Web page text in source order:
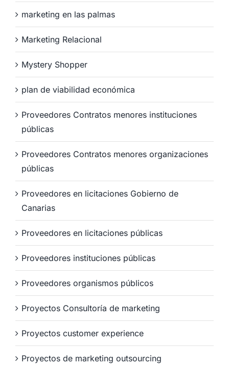
marketing en las palmas
Marketing Relacional
Mystery Shopper
plan de viabilidad económica
Proveedores Contratos menores instituciones
públicas
Proveedores Contratos menores organizaciones
públicas
Proveedores en licitaciones Gobierno de
Canarias
Proveedores en licitaciones públicas
Proveedores instituciones públicas
Proveedores organismos públicos
Proyectos Consultoría de marketing
Proyectos customer experience
Proyectos de marketing outsourcing